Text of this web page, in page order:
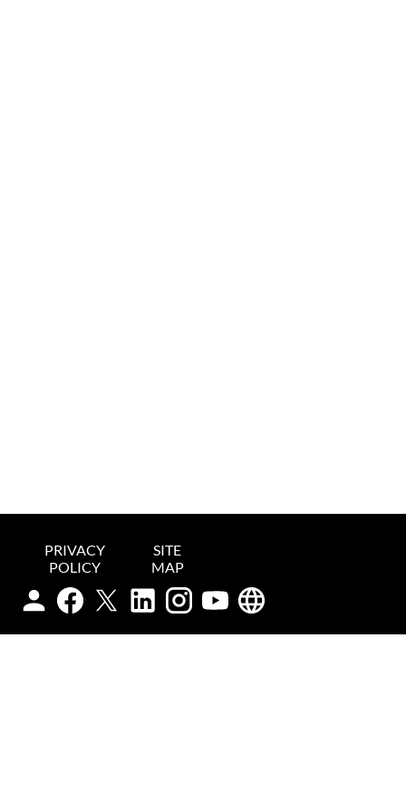
PRIVACY
POLICY
SITE
MAP